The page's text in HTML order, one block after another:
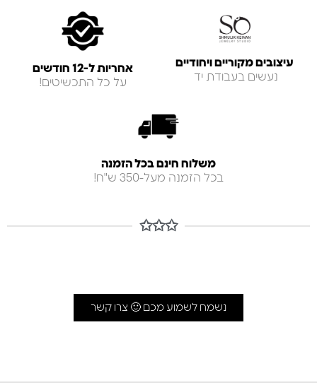
עיצובים מקוריים ויחודיים
נעשים בעבודת יד
אחריות ל-12 חודשים
על כל התכשיטים!
משלוח חינם בכל הזמנה
בכל הזמנה מעל-350 ש"ח!
✩✩✩
נשמח לשמוע מכם 🙂 צרו קשר